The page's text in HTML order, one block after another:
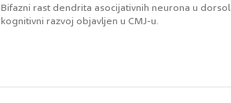
Bifazni rast dendrita asocijativnih neurona u
kognitivni razvoj objavljen u CMJ-u.